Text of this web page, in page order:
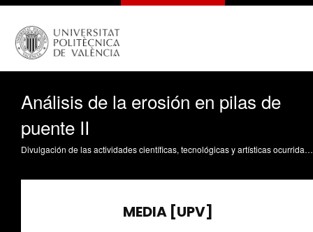
Análisis de la erosión en pilas de
puente II
Divulgación de las actividades científicas, tecnológicas y artísticas ocurridas en los tres campus de la UPV